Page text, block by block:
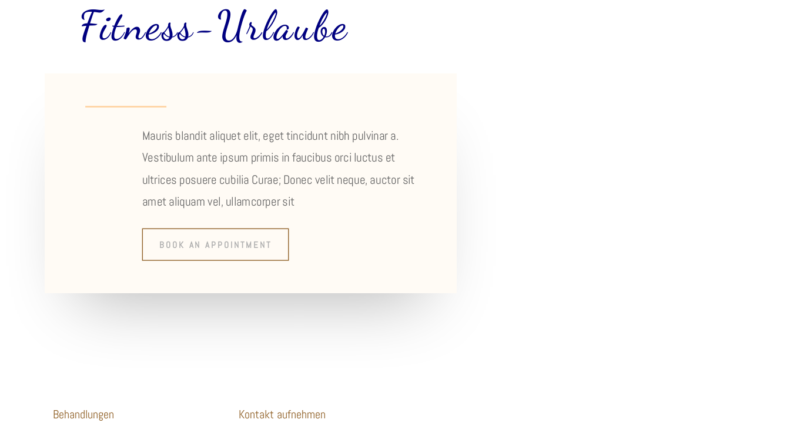
Fitness-Urlaube
Mauris blandit aliquet elit, eget tincidunt nibh pulvinar a.
Vestibulum ante ipsum primis in faucibus orci luctus et
ultrices posuere cubilia Curae; Donec velit neque, auctor sit
amet aliquam vel, ullamcorper sit
BOOK AN APPOINTMENT
Behandlungen Kontakt aufnehmen